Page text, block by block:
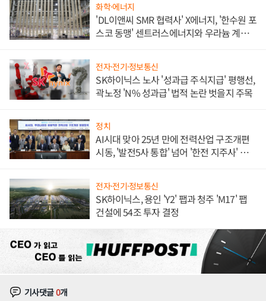
화학·에너지
'DL이앤씨 SMR 협력사' X에너지, '한수원 포
스코 동맹' 센트러스에너지와 우라늄 계약
전자·전기·정보통신
SK하이닉스 노사 '성과급 주식지급' 평행선,
곽노정 'N% 성과급' 법적 논란 벗을지 주목
정치
AI시대 맞아 25년 만에 전력산업 구조개편
시동, '발전5사 통합' 넘어 '한전 지주사' 재편
전자·전기·정보통신
SK하이닉스, 용인 'Y2' 팹과 청주 'M17' 팹
건설에 54조 투자 결정
기사댓글0개